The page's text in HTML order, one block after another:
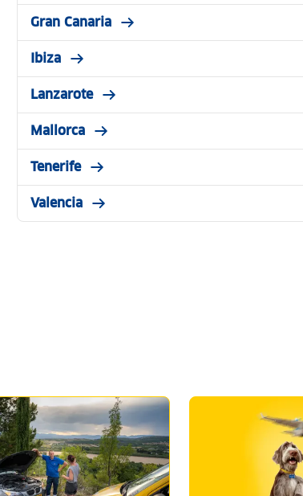
Gran Canaria
Ibiza
Lanzarote
Mallorca
Tenerife
Valencia